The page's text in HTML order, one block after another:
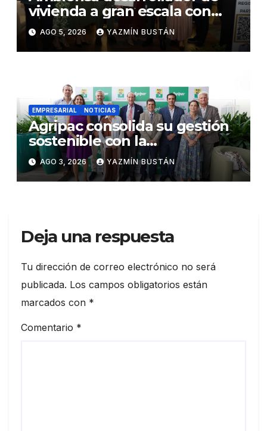
vivienda a gran escala con
estándares internacionales
de sostenibilidad
AGO 5, 2026 YAZMÍN BUSTÁN
EMPRESARIAL NOTICIAS
Agripac consolida su gestión
sostenible con la
presentación de su octava
Memoria de Sostenibilidad
AGO 3, 2026 YAZMÍN BUSTÁN
Deja una respuesta
Tu dirección de correo electrónico no será
publicada. Los campos obligatorios están
marcados con *
Comentario *